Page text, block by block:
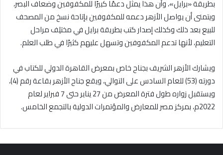
بطريقة «برايل»، وأن هذا يمثل دعمًا كبيرًا للمكفوفين وضعاف البصر،
ويتمنى أن يواصل الأزهر دعمه للمكفوفين بإتاحة نسخ من المصحف
للبيع بعد ذلك وكذلك إصدار كتب بطريقة برايل في مختلِف مراحل
التعليم، لأنها تدعم المكفوفين وتسهل عليهم كثيرًا في طلب العلم.
ويشارك الأزهر الشريف بجناح خاص بمعرض القاهرة الدولي للكتاب في
دورته (53) للعام السادس على التوالي، ويقع جناح الأزهر بقاعة رقم (4)،
ويستقبل زواره طول فترة المعرض من 27 يناير حتى 7 فبراير لعام
2022م، بمركز مصر للمعارض والمؤتمرات الدولية بالتجمع الخامس.